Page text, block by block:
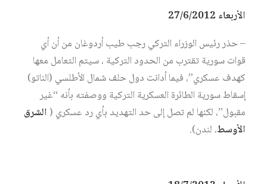
الأربعاء 27/6/2012
– حذر رئيس الوزراء التركي رجب طيب أردوغان من أن أي
قوات سورية تقترب من الحدود التركية ، سيتم التعامل معها
كهدف عسكري”، فيما أدانت دول حلف شمال الأطلسي (الناتو)
إسقاط سورية الطائرة العسكرية التركية ووصفته بأنه “غير
مقبول”، لكنها لم تصل إلى حد التهديد بأي رد عسكري (الشرق
الأوسط، لندن).